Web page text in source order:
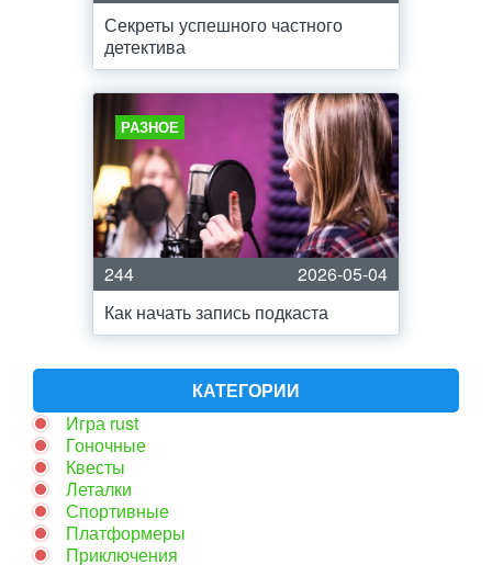
Секреты успешного частного
детектива
РАЗНОЕ
244
2026-05-04
Как начать запись подкаста
КАТЕГОРИИ
Игра rust
Гоночные
Квесты
Леталки
Спортивные
Платформеры
Приключения